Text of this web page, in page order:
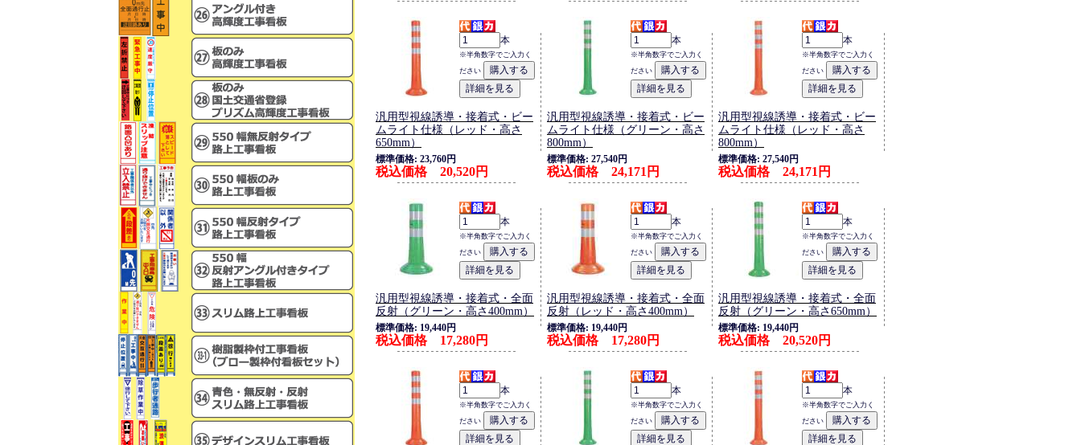
本
※半角数字でご入力く
ださい
汎用型視線誘導・接着式・ビー
ムライト仕様（レッド・高さ
650mm）
標準価格: 23,760円
税込価格 20,520円
本
※半角数字でご入力く
ださい
汎用型視線誘導・接着式・ビー
ムライト仕様（グリーン・高さ
800mm）
標準価格: 27,540円
税込価格 24,171円
本
※半角数字でご入力く
ださい
汎用型視線誘導・接着式・ビー
ムライト仕様（レッド・高さ
800mm）
標準価格: 27,540円
税込価格 24,171円
本
※半角数字でご入力く
ださい
汎用型視線誘導・接着式・全面
反射（グリーン・高さ400mm）
標準価格: 19,440円
税込価格 17,280円
本
※半角数字でご入力く
ださい
汎用型視線誘導・接着式・全面
反射（レッド・高さ400mm）
標準価格: 19,440円
税込価格 17,280円
本
※半角数字でご入力く
ださい
汎用型視線誘導・接着式・全面
反射（グリーン・高さ650mm）
標準価格: 19,440円
税込価格 20,520円
本
※半角数字でご入力く
ださい
本
※半角数字でご入力く
ださい
本
※半角数字でご入力く
ださい